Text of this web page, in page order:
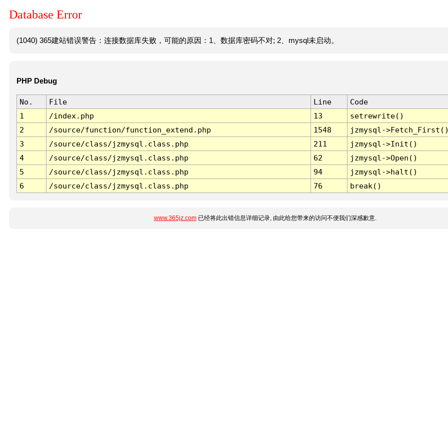
Database Error
(1040) 365建站错误警告：连接数据库失败，可能的原因：1、数据库密码不对; 2、mysql未启动。
PHP Debug
No. File Line
Code
1
/index.php 13
setrewrite()
2
/source/function/function_extend.php 1548
jzmysql-
3
/source/class/jzmysql.class.php 211
jzmysql->Init()
4
/source/class/jzmysql.class.php 62
jzmysql->Open()
5
/source/class/jzmysql.class.php 94
jzmysql->halt()
6
/source/class/jzmysql.class.php 76 break()
www.365jz.com已经将此出错信息详细记录, 由此给您带来的访问不便我们深感歉意.